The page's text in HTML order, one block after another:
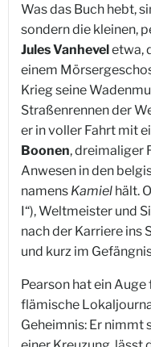
Was das Buch hebt,
sondern die kleinen,
Jules Vanheveletwa,
einem
Krieg seine
Straßenrennen der
er in voller Fahrt mit
Boonen, dreimaliger
Anwesen in den
namens Kamiel hält.
I“), Weltmeister und
nach der Karriere ins
und kurz im
Pearson hat ein
flämische
Geheimnis: Er nimmt